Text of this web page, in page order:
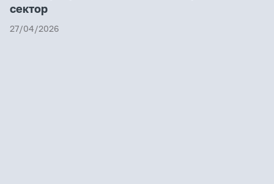
сектор
27/04/2026